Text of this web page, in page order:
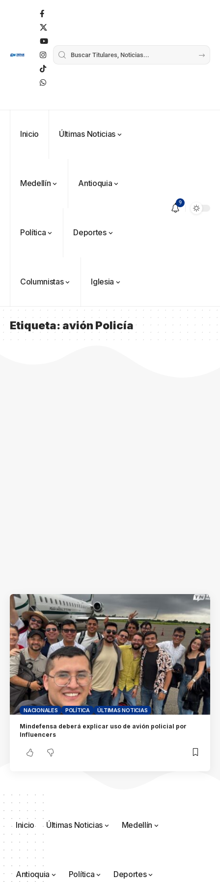
Inicio Últimas Noticias
Medellín Antioquia
Política Deportes
Columnistas Iglesia
9
Etiqueta:avión Policía
NACIONALES POLÍTICA ÚLTIMAS NOTICIAS
Mindefensa deberá explicar uso de avión policial por
Influencers
Inicio Últimas Noticias Medellín
Antioquia Política Deportes